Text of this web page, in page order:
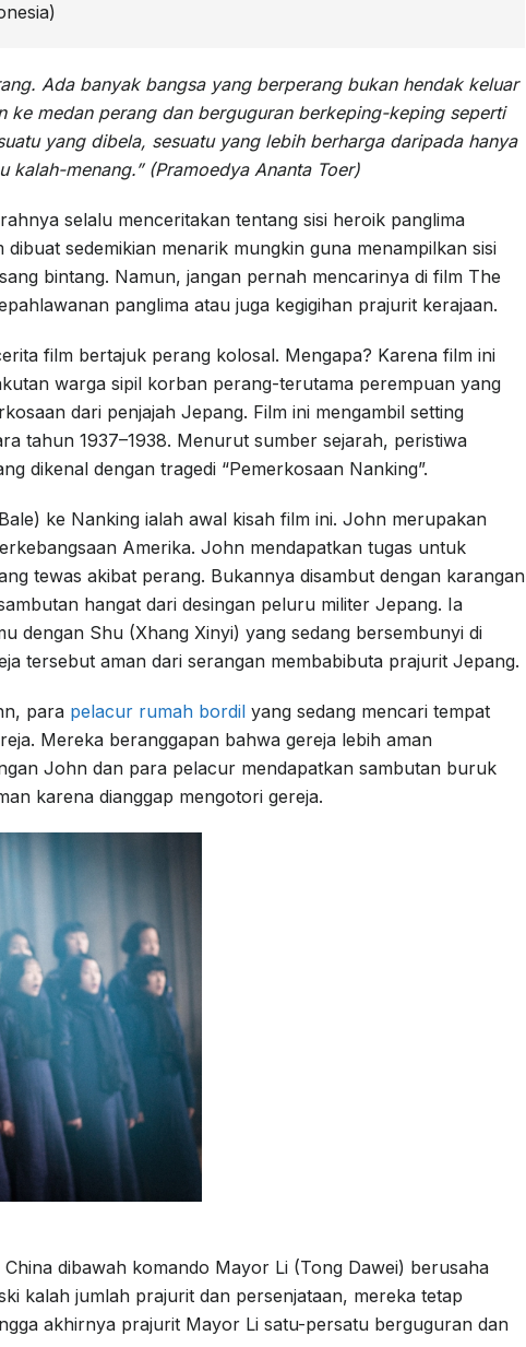
Ada banyak bangsa yang berperang bukan hendak keluar
ke medan perang dan berguguran berkeping-keping seperti
yang dibela, sesuatu yang lebih berharga daripada hanya
kalah-menang.” (Pramoedya Ananta Toer)
selalu menceritakan tentang sisi heroik panglima
sedemikian menarik mungkin guna menampilkan sisi
bintang. Namun, jangan pernah mencarinya di film The
panglima atau juga kegigihan prajurit kerajaan.
film bertajuk perang kolosal. Mengapa? Karena film ini
warga sipil korban perang-terutama perempuan yang
dari penjajah Jepang. Film ini mengambil setting
tahun 1937–1938. Menurut sumber sejarah, peristiwa
dikenal dengan tragedi “Pemerkosaan Nanking”.
ke Nanking ialah awal kisah film ini. John merupakan
Amerika. John mendapatkan tugas untuk
tewas akibat perang. Bukannya disambut dengan karangan
hangat dari desingan peluru militer Jepang. Ia
dengan Shu (Xhang Xinyi) yang sedang bersembunyi di
tersebut aman dari serangan membabibuta prajurit Jepang.
para pelacur rumah bordil yang sedang mencari tempat
Mereka beranggapan bahwa gereja lebih aman
John dan para pelacur mendapatkan sambutan buruk
karena dianggap mengotori gereja.
dibawah komando Mayor Li (Tong Dawei) berusaha
kalah jumlah prajurit dan persenjataan, mereka tetap
akhirnya prajurit Mayor Li satu-persatu berguguran dan